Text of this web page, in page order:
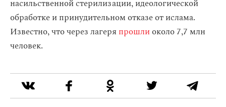
насильственной стерилизации, идеологической
обработке и принудительном отказе от ислама.
Известно, что через лагеря прошлиоколо 7,7 млн
человек.